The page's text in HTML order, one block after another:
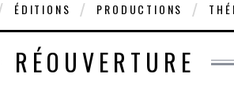
ÉDITIONS PRODUCTIONS
RÉOUVERTURE